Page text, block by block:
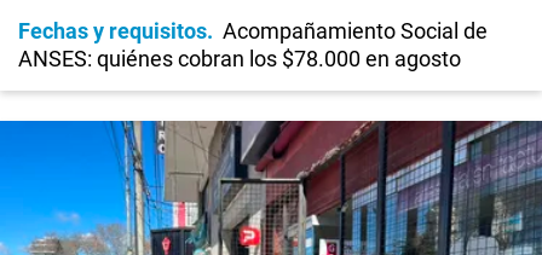
Fechas y requisitos
Acompañamiento Social de
ANSES: quiénes cobran los $78.000 en agosto